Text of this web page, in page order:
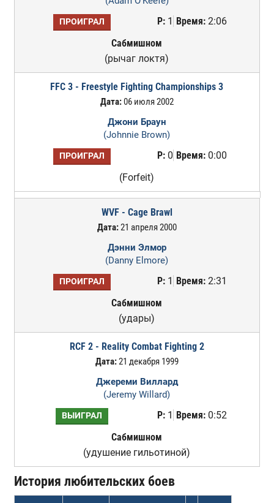
ПРОИГРАЛ Р:1 Время:2:06
Сабмишном
(рычаг локтя)
FFC 3 - Freestyle Fighting Championships 3
Дата:06 июля 2002
Джони Браун
(Johnnie Brown)
ПРОИГРАЛ Р:0 Время:0:00
(Forfeit)
WVF - Cage Brawl
Дата:21 апреля 2000
Дэнни Элмор
(Danny Elmore)
ПРОИГРАЛ Р:1 Время:2:31
Сабмишном
(удары)
RCF 2 - Reality Combat Fighting 2
Дата:21 декабря 1999
Джереми Виллард
(Jeremy Willard)
ВЫИГРАЛ Р:1 Время:0:52
Сабмишном
(удушение гильотиной)
История любительских боев